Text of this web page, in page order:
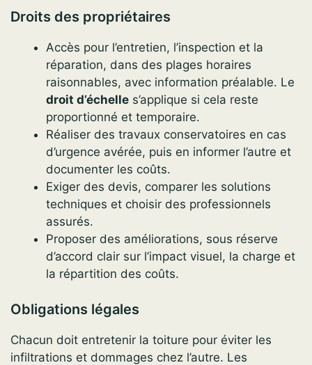
Droits des propriétaires
Accès pour l’entretien, l’inspection et la
réparation, dans des plages horaires
raisonnables, avec information préalable. Le
droit d’échelle s’applique si cela reste
proportionné et temporaire.
Réaliser des travaux conservatoires en cas
d’urgence avérée, puis en informer l’autre et
documenter les coûts.
Exiger des devis, comparer les solutions
techniques et choisir des professionnels
assurés.
Proposer des améliorations, sous réserve
d’accord clair sur l’impact visuel, la charge et
la répartition des coûts.
Obligations légales
Chacun doit entretenir la toiture pour éviter les
infiltrations et dommages chez l’autre. Les